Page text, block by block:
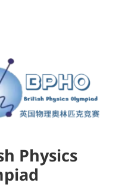
Physics